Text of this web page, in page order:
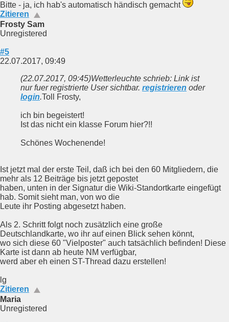
Bitte - ja, ich hab's automatisch händisch gemacht
Zitieren
Frosty Sam
Unregistered
#5
22.07.2017, 09:49
(22.07.2017, 09:45)Wetterleuchte schrieb: Link ist
nur fuer registrierte User sichtbar. registrieren oder
login.Toll Frosty,
ich bin begeistert!
Ist das nicht ein klasse Forum hier?!!
Schönes Wochenende!
Ist jetzt mal der erste Teil, daß ich bei den 60 Mitgliedern, die
mehr als 12 Beiträge bis jetzt gepostet
haben, unten in der Signatur die Wiki-Standortkarte eingefügt
hab. Somit sieht man, von wo die
Leute ihr Posting abgesetzt haben.
Als 2. Schritt folgt noch zusätzlich eine große
Deutschlandkarte, wo ihr auf einen Blick sehen könnt,
wo sich diese 60 "Vielposter" auch tatsächlich befinden! Diese
Karte ist dann ab heute NM verfügbar,
werd aber eh einen ST-Thread dazu erstellen!
lg
Zitieren
Maria
Unregistered